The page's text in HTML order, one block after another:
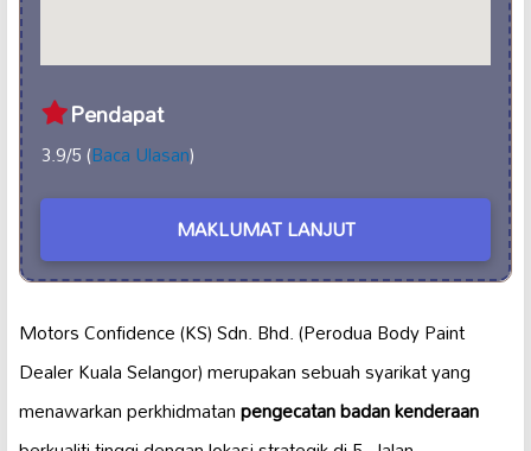
Pendapat
3.9/5 (Baca Ulasan)
MAKLUMAT LANJUT
Motors Confidence (KS) Sdn. Bhd. (Perodua Body Paint
Dealer Kuala Selangor) merupakan sebuah syarikat yang
menawarkan perkhidmatanpengecatan badan kenderaan